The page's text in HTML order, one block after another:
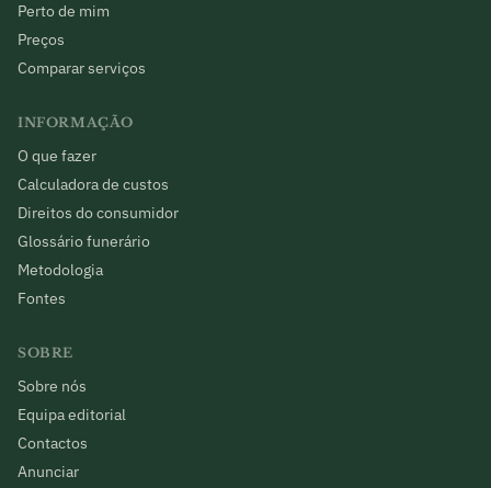
Perto de mim
Preços
Comparar serviços
INFORMAÇÃO
O que fazer
Calculadora de custos
Direitos do consumidor
Glossário funerário
Metodologia
Fontes
SOBRE
Sobre nós
Equipa editorial
Contactos
Anunciar